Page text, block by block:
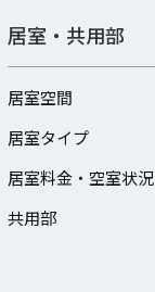
居室・共用部
居室空間
居室タイプ
居室料金・空室状況
共用部